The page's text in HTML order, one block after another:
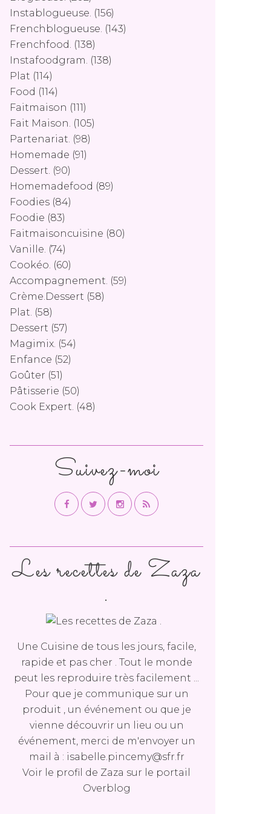
Instablogueuse. (156)
Frenchblogueuse. (143)
Frenchfood. (138)
Instafoodgram. (138)
Plat (114)
Food (114)
Faitmaison (111)
Fait Maison. (105)
Partenariat. (98)
Homemade (91)
Dessert. (90)
Homemadefood (89)
Foodies (84)
Foodie (83)
Faitmaisoncuisine (80)
Vanille. (74)
Cookéo. (60)
Accompagnement. (59)
Crème.dessert (58)
Plat. (58)
Dessert (57)
Magimix. (54)
Enfance (52)
Goûter (51)
Pâtisserie (50)
Cook Expert. (48)
Les recettes de Zaza
.
Une Cuisine de tous les jours, facile,
rapide et pas cher . Tout le monde
peut les reproduire très facilement ...
Pour que je communique sur un
produit , un événement ou que je
vienne découvrir un lieu ou un
événement, merci de m'envoyer un
mail à : isabelle.pincemy@sfr.fr
Voir le profil de Zaza sur le portail
Overblog
Suivez-moi